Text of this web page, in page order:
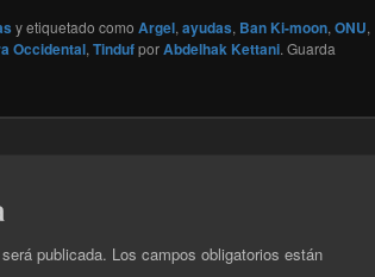
y etiquetado como Argel, ayudas, Ban Ki-moon, ONU,
Occidental, TindufporAbdelhak Kettani. Guarda
publicada. Los campos obligatorios están